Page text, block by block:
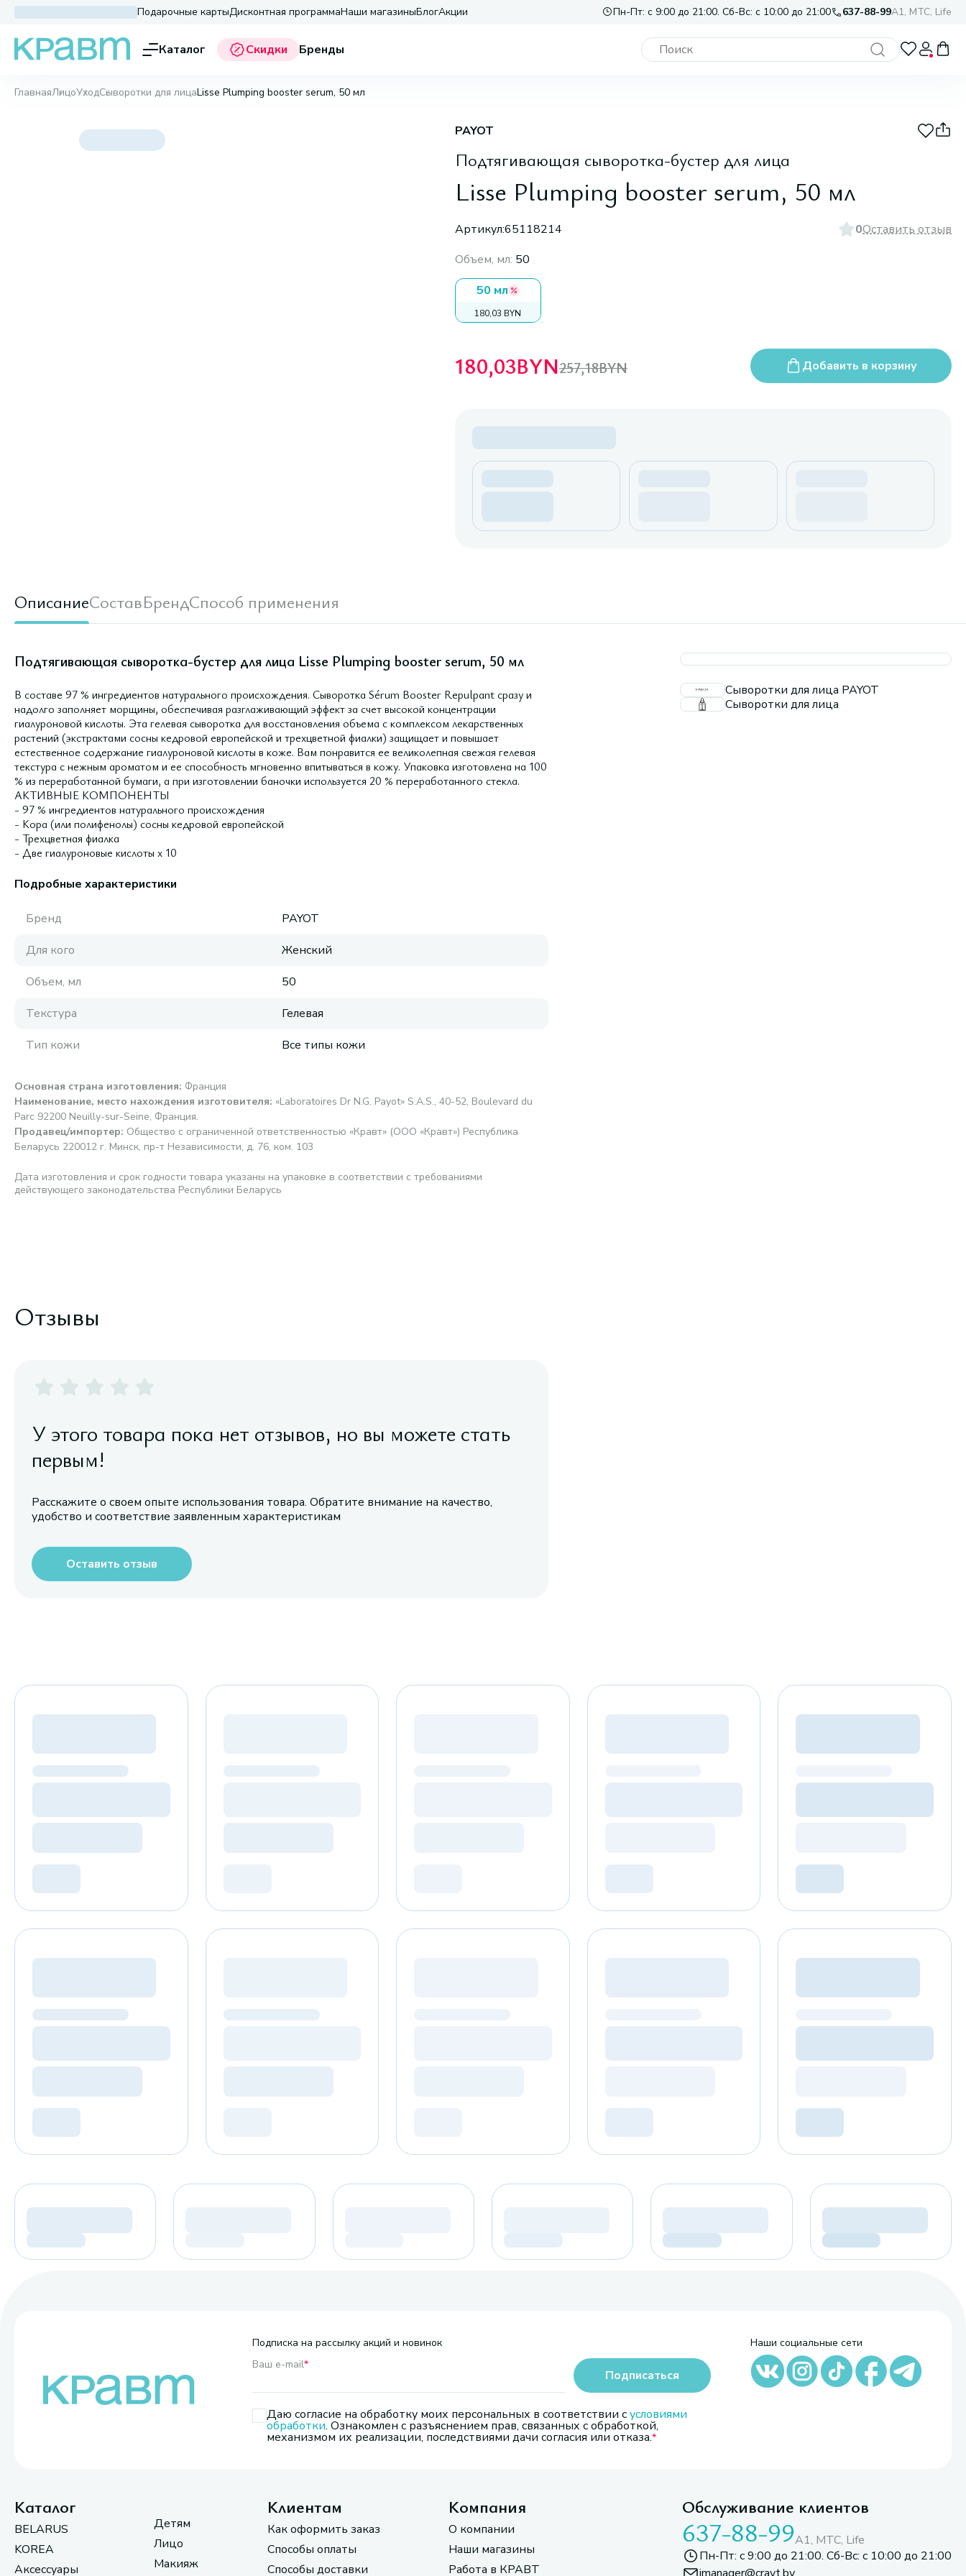
Подарочные картыДисконтная программаНаши магазиныБлогАкции Пн-Пт: с 9:00 до 21:00. Сб-Вс: с 10:00 до 21:00 637-88-99A1, МТС, Life
Каталог Скидки Бренды
ГлавнаяЛицоУходСыворотки для лицаLisse Plumping booster serum, 50 мл
PAYOT
Подтягивающая сыворотка-бустер для лица
Lisse Plumping booster serum, 50 мл
Артикул:65118214 0Оставить отзыв
Объем, мл: 50
50 мл
180,03 BYN
180,03BYN257,18BYN Добавить в корзину
ОписаниеСоставБрендСпособ применения
Подтягивающая сыворотка-бустер для лица Lisse Plumping booster serum, 50 мл
В составе 97 % ингредиентов натурального происхождения. Сыворотка Sérum Booster Repulpant сразу и
надолго заполняет морщины, обеспечивая разглаживающий эффект за счет высокой концентрации
гиалуроновой кислоты. Эта гелевая сыворотка для восстановления объема с комплексом лекарственных
растений (экстрактами сосны кедровой европейской и трехцветной фиалки) защищает и повышает
естественное содержание гиалуроновой кислоты в коже. Вам понравится ее великолепная свежая гелевая
текстура с нежным ароматом и ее способность мгновенно впитываться в кожу. Упаковка изготовлена на 100
% из переработанной бумаги, а при изготовлении баночки используется 20 % переработанного стекла.
АКТИВНЫЕ КОМПОНЕНТЫ
- 97 % ингредиентов натурального происхождения
- Кора (или полифенолы) сосны кедровой европейской
- Трехцветная фиалка
- Две гиалуроновые кислоты х 10
Подробные характеристики
Бренд
PAYOT
Для кого
Женский
Объем, мл
50
Текстура
Гелевая
Тип кожи
Все типы кожи
Основная страна изготовления: Франция
Наименование, место нахождения изготовителя: «Laboratoires Dr N.G. Payot» S.A.S., 40-52, Boulevard du
Parc 92200 Neuilly-sur-Seine, Франция.
Продавец/импортер: Общество с ограниченной ответственностью «Кравт» (ООО «Кравт») Республика
Беларусь 220012 г. Минск, пр-т Независимости, д. 76, ком. 103
Дата изготовления и срок годности товара указаны на упаковке в соответствии с требованиями
действующего законодательства Республики Беларусь
Сыворотки для лица PAYOT
Сыворотки для лица
Отзывы
У этого товара пока нет отзывов, но вы можете стать
первым!
Расскажите о своем опыте использования товара. Обратите внимание на качество,
удобство и соответствие заявленным характеристикам
Оставить отзыв
Подписка на рассылку акций и новинок
Ваш e-mail*
Даю согласие на обработку моих персональных в соответствии сусловиями
обработки. Ознакомлен с разъяснением прав, связанных с обработкой,
механизмом их реализации, последствиями дачи согласия или отказа.
Подписаться
Наши социальные сети
Каталог
BELARUS
KOREA
Аксессуары
Детям
Лицо
Макияж
Клиентам
Как оформить заказ
Способы оплаты
Способы доставки
Компания
О компании
Наши магазины
Работа в КРАВТ
Обслуживание клиентов
637-88-99A1, МТС, Life
Пн-Пт: с 9:00 до 21:00. Сб-Вс: с 10:00 до 21:00
imanager@cravt.by